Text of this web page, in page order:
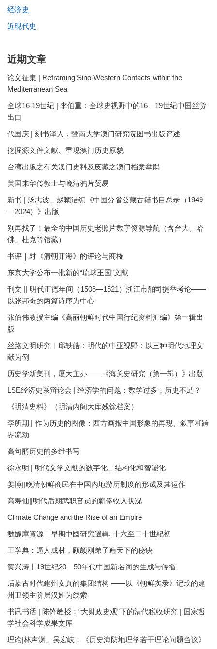
经济史
近现代史
近期文章
论文征集 | Reframing Sino-Western Contacts within the
Mediterranean Sea
全球16-19世纪 | 李伯重：全球史视野中的16—19世纪中国丝货
出口
代国庆 | 刻书泽人：暨南大学澳门研究院图书出版评述
挖掘源文件文献、重现澳门历史原貌
台湾出版之有关澳门史料及庋藏之澳门档案举隅
美国来华传教士与晚清鸦片贸易
新书 | 汤志波、赵颖洁编《中国分省公藏古籍书目总录（1949
—2024）》出版
别再找了！最全的中国历史老照片数字资源导航（含台大、哈
佛、杜克等馆藏）
书评｜对《清朝开海》的评论与商榷
东京大学公布一批新的“琉球王国”文献
刊文 || 明代正德年间（1506—1521）浙江市舶司提举考论——
以张邦奇的两篇诗序为中心
张伯伟教授主编《高丽朝鲜时代中国行纪资料汇编》第一辑出
版
丝路文明研究︱邱轶皓：明代的中亚视野：以三种明代地理文
献为例
历史学新集刊，厦大主办——《海关史研究（第一辑）》出版
LSE经济史系辩论会 | 经济学的问题：数学过多，历史不足？
《明清史料》（明清内阁大库残馀档案）
李所期 | 作为历史的图像：西方画报中国形象的再现、叙事和跨
界流动
高句丽历史的多维书写
徐永明 | 明代文学文献的数字化、结构化和智能化
姜博||晚清朝鲜商民在中国内地游历制度的形成及其运作
高寿仙||明代后期武职官员的薪俸收入状况
Climate Change and the Rise of an Empire
數據庫資源｜早期中國研究選輯, 十六至二十世紀初
王学典：逼人成材，顾颉刚弟子遍天下的秘诀
黄兴涛丨19世纪20—50年代中国新名词的生成与传播
后蒙古时代建州女真的集团结构 ——以《朝鲜实录》记载的建
州卫领主阶层汉姓为线索
书讯书话 | 陈锋教授：“大财政史观”下的清代税收研究 | 国家哲
学社会科学成果文库
理论|林声渊、吴宏岐：《历史海防地理学若干理论问题刍议》